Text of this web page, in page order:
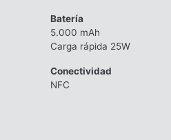
Batería
5.000 mAh
Carga rápida 25W
Conectividad
NFC